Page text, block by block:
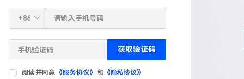
获取验证码
阅读并同意 《服务协议》 和 《隐私协议》